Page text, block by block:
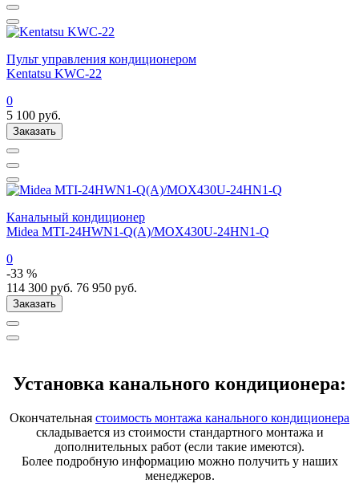
Пульт управления кондиционером
Kentatsu KWC-22
0
5 100 руб.
Заказать
Канальный кондиционер
Midea MTI-24HWN1-Q(A)/MOX430U-24HN1-Q
0
-33 %
114 300 руб. 76 950 руб.
Заказать
Установка канального кондиционера:
Окончательная стоимость монтажа канального кондиционера
складывается из стоимости стандартного монтажа и
дополнительных работ (если такие имеются).
Более подробную информацию можно получить у наших
менеджеров.